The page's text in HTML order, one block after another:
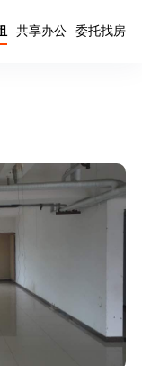
共享办公 委托找房